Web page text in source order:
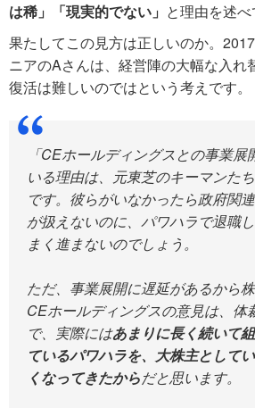
は稀」「現実的でない」 と理由を述べ
果たしてこの見方は正しいのか。
ニアのAさんは、経営陣の大幅な入れ
復活は難しいのではという考えです。
「CEホールディングスとの事業
いる理由は、元東芝のキーマンた
です。彼らがいなかったら政府関
が扱えないのに、パワハラで退職
まく進まないのでしょう。
ただ、事業展開に遅延があるから
CEホールディングスの意見は、体
で、実際にはあまりに長く続いて
ているパワハラを、大株主として
くなってきたからだと思います。